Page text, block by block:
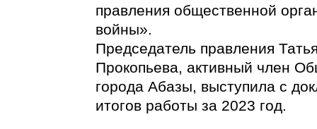
правления общественной
войны».
Председатель правления
Прокопьева, активный член
города Абазы, выступила с
итогов работы за 2023 год.